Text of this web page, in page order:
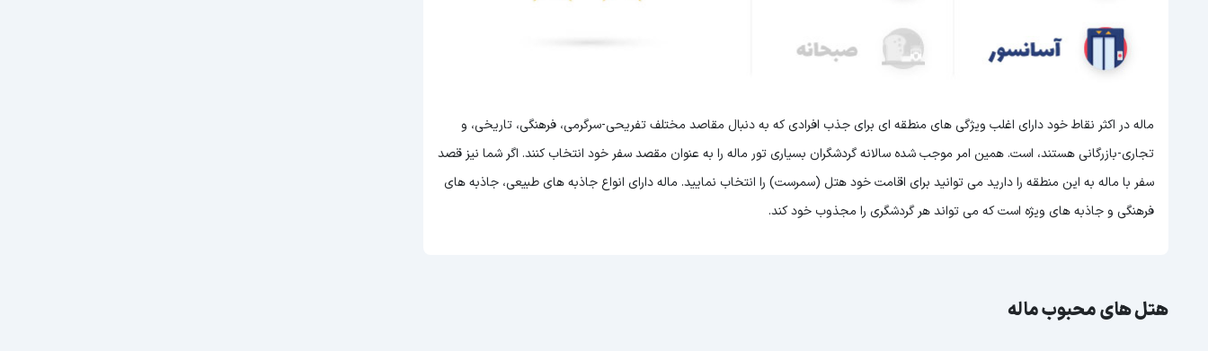
ماله در اکثر نقاط خود دارای اغلب ویژگی های منطقه ای برای جذب افرادی که به دنبال مقاصد مختلف تفریحی-سرگرمی، فرهنگی، تاریخی، و
تجاری-بازرگانی هستند، است. همین امر موجب شده سالانه گردشگران بسیاری تور ماله را به عنوان مقصد سفر خود انتخاب کنند. اگر شما نیز قصد
سفر با ماله به این منطقه را دارید می توانید برای اقامت خود هتل (سمرست) را انتخاب نمایید. ماله دارای انواع جاذبه های طبیعی، جاذبه های
فرهنگی و جاذبه های ویژه است که می تواند هر گردشگری را مجذوب خود کند.
هتل های محبوب ماله